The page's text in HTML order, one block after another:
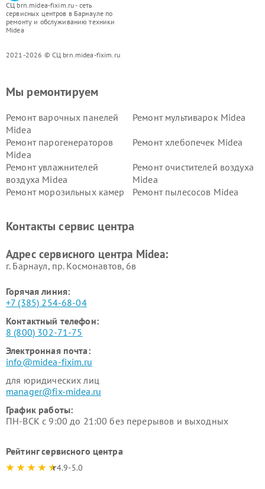
СЦ brn.midea-fixim.ru - сеть
сервисных центров в Барнауле по
ремонту и обслуживанию техники
Midea
2021-2026 © СЦ brn.midea-fixim.ru
Мы ремонтируем
Ремонт варочных панелей
Midea
Ремонт мультиварок Midea
Ремонт парогенераторов
Midea
Ремонт хлебопечек Midea
Ремонт увлажнителей
воздуха Midea
Ремонт очистителей воздуха
Midea
Ремонт морозильных камер
Ремонт пылесосов Midea
пылесосов Midea
Midea
Контакты сервис центра
Адрес сервисного центра Midea:
г. Барнаул, ​пр. Космонавтов, 6в
Горячая линия:
+7 (385) 254-68-04
Контактный телефон:
8 (800) 302-71-75
Электронная почта:
info@midea-fixim.ru
для юридических лиц
manager@fix-midea.ru
График работы:
ПН-ВСК с 9:00 до 21:00 без перерывов и выходных
Рейтинг сервисного центра
4.9-5.0